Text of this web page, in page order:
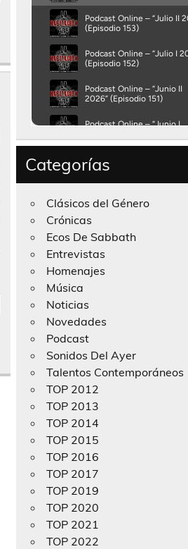
Categorías
Clásicos del Género
Crónicas
Ecos De Sabbath
Entrevistas
Homenajes
Música
Noticias
Novedades
Podcast
Sonidos Del Ayer
Talentos Contemporáneos
TOP 2012
TOP 2013
TOP 2014
TOP 2015
TOP 2016
TOP 2017
TOP 2019
TOP 2020
TOP 2021
TOP 2022